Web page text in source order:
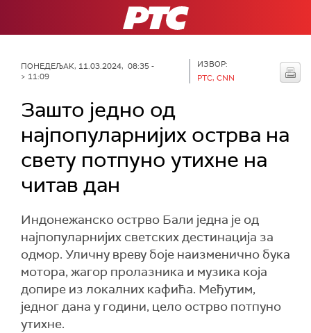
РТС
ПОНЕДЕЉАК, 11.03.2024, 08:35 -
> 11:09
ИЗВОР:
РТС, CNN
Зашто једно од
најпопуларнијих острва на
свету потпуно утихне на
читав дан
Индонежанско острво Бали једна је од
најпопуларнијих светских дестинација за
одмор. Уличну вреву боје наизменично бука
мотора, жагор пролазника и музика која
допире из локалних кафића. Међутим,
једног дана у години, цело острво потпуно
утихне.